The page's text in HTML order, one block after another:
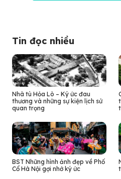
Tin đọc nhiều
Nhà tù Hỏa Lò – Ký ức đau
thương và những sự kiện lịch sử
quan trọng
BST Những hình ảnh đẹp về Phố
Cổ Hà Nội gợi nhớ ký ức